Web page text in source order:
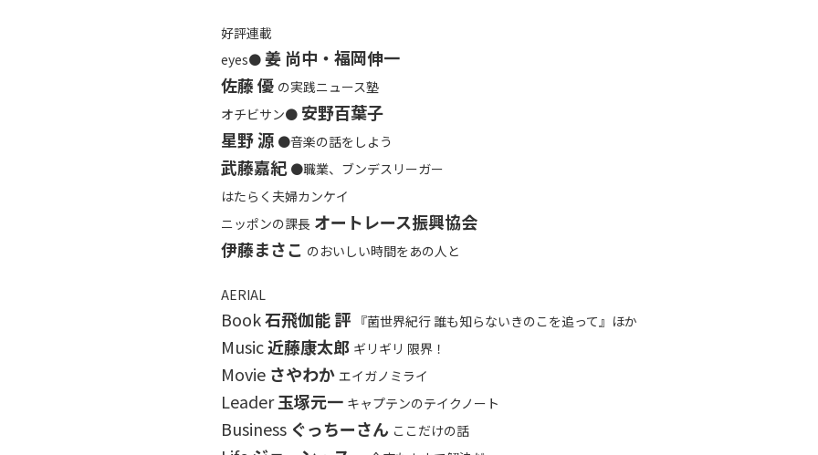
好評連載
eyes● 姜 尚中・福岡伸一
佐藤 優 の実践ニュース塾
オチビサン● 安野百葉子
星野 源 ●音楽の話をしよう
武藤嘉紀 ●職業、ブンデスリーガー
はたらく夫婦カンケイ
ニッポンの課長 オートレース振興協会
伊藤まさこ のおいしい時間をあの人と
AERIAL
Book石飛伽能 評 『菌世界紀行 誰も知らないきのこを追って』ほか
Music近藤康太郎 ギリギリ 限界！
Movie さやわか エイガノミライ
Leader玉塚元一 キャプテンのテイクノート
Business ぐっちーさん ここだけの話